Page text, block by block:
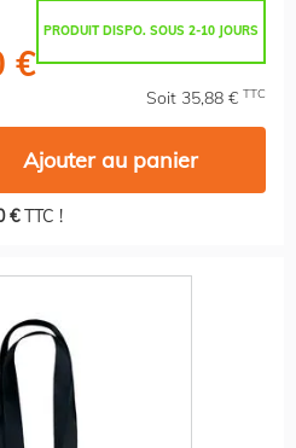
PRODUIT DISPO. SOUS 2-10 JOURS
€
Soit 35,88 € TTC
Ajouter au panier
€TTC !